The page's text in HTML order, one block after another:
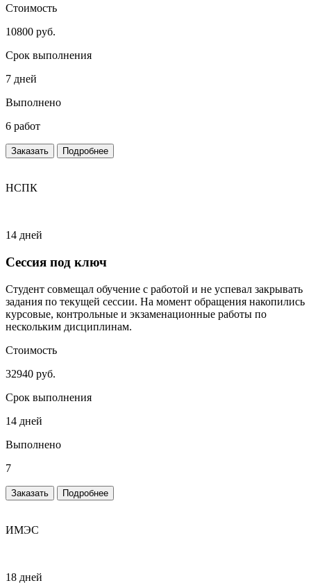
Стоимость
10800 руб.
Срок выполнения
7 дней
Выполнено
6 работ
Заказать Подробнее
НСПК
14 дней
Сессия под ключ
Студент совмещал обучение с работой и не успевал закрывать
задания по текущей сессии. На момент обращения накопились
курсовые, контрольные и экзаменационные работы по
нескольким дисциплинам.
Стоимость
32940 руб.
Срок выполнения
14 дней
Выполнено
7
Заказать Подробнее
ИМЭС
18 дней